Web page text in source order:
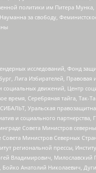
политики им Питера
за свободу,
исследований, Фонд
Лига Избирателей, Правовая
социальных движений, Центр
Серебряная тайга, Так-
Уральская
и социального
Совета Министров
Министров Северных
региональной прессы,
Владимирович,
Анатолий Николаевич,